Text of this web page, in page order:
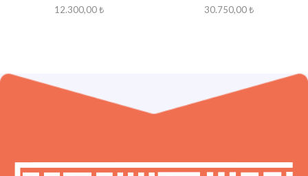
12.300,00₺ 30.750,00₺